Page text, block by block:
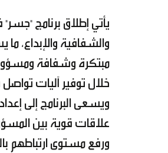
يأتي إطلاق برنامج
والشفافية والإبداع،
مبتكرة وشفافة
خلال توفير آليات تواصل
ويسعى البرنامج إلى
علاقات قوية بين
ورفع مستوى ارتباطهم